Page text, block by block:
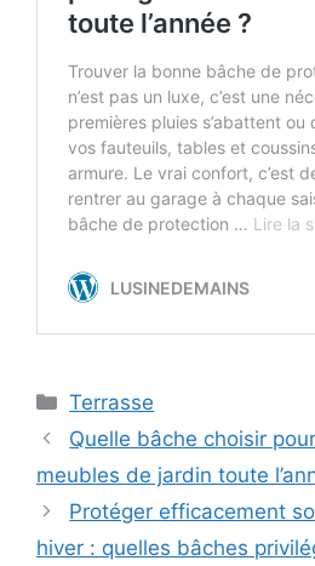
Categories
Terrasse
Quelle bâche choisir
meubles de jardin toute
Protéger efficacement
hiver : quelles bâches